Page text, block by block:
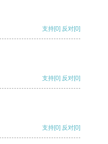
支持[0] 反对[0]
支持[0] 反对[0]
支持[0] 反对[0]